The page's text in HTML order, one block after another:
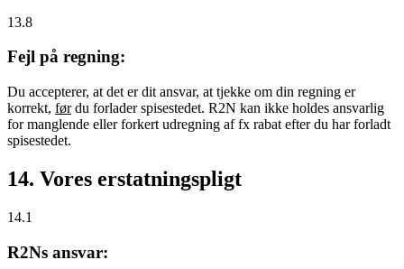
13.8
Fejl på regning:
Du accepterer, at det er dit ansvar, at tjekke om din regning er
korrekt, førdu forlader spisestedet. R2N kan ikke holdes ansvarlig
for manglende eller forkert udregning af fx rabat efter du har forladt
spisestedet.
14. Vores erstatningspligt
14.1
R2Ns ansvar: